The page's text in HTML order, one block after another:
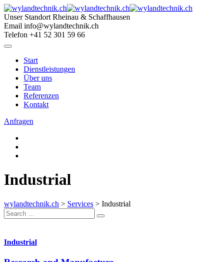
Skip
to
content
Unser Standort Rheinau & Schaffhausen
Email info@wylandtechnik.ch
Telefon +41 52 301 59 66
Start
Dienstleistungen
Über uns
Team
Referenzen
Kontakt
Anfragen
Industrial
wylandtechnik.ch > Services > Industrial
Search
for:
Search
Industrial